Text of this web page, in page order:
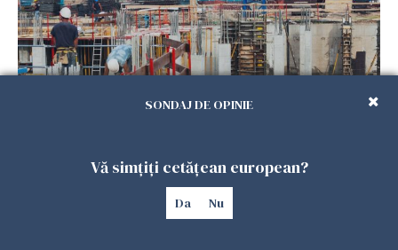
Se caută urgent români pentru șantiere din
Marea Britanie. Salarii de până la 29 de lire pe
SONDAJ DE OPINIE
Vă simțiți cetățean european?
Da Nu